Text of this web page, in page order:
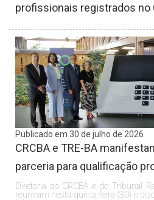
profissionais registrados no
Publicado em 30 de julho de 2026
CRCBA e TRE-BA
parceria para qualificação
Diretoria do CRCBA e do Tribunal
reuniram nesta quinta-feira (30) e